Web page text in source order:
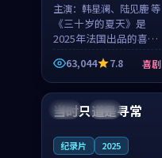
主演： 韩星澜、陆见鹿 等
《三十岁的夏天》是
2025年法国出品的喜剧
新作，主创团队希望用
深夜电台的故事让观众
停下来想一想。韩星澜
角色，山田纯一的叙事
63,044 7.8 喜剧
泰国 杜比
当时只道是寻常
纪录片 2025